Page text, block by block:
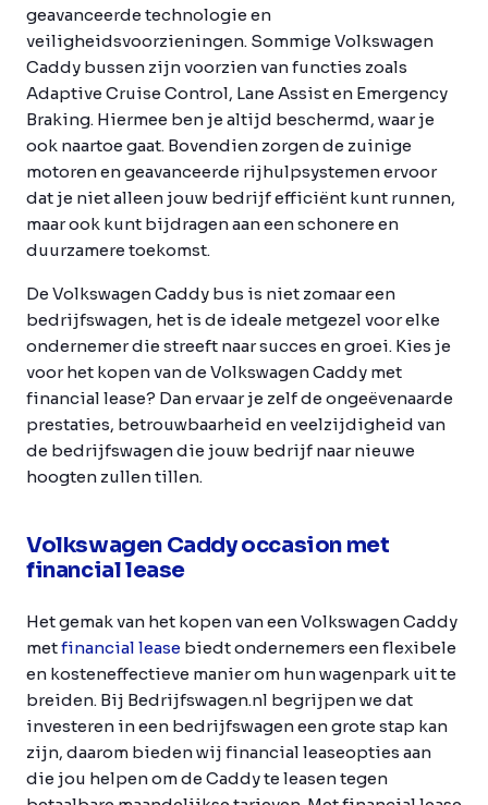
geavanceerde technologie en
veiligheidsvoorzieningen. Sommige Volkswagen
Caddy bussen zijn voorzien van functies zoals
Adaptive Cruise Control, Lane Assist en Emergency
Braking. Hiermee ben je altijd beschermd, waar je
ook naartoe gaat. Bovendien zorgen de zuinige
motoren en geavanceerde rijhulpsystemen ervoor
dat je niet alleen jouw bedrijf efficiënt kunt runnen,
maar ook kunt bijdragen aan een schonere en
duurzamere toekomst.
De Volkswagen Caddy bus is niet zomaar een
bedrijfswagen, het is de ideale metgezel voor elke
ondernemer die streeft naar succes en groei. Kies je
voor het kopen van de Volkswagen Caddy met
financial lease? Dan ervaar je zelf de ongeëvenaarde
prestaties, betrouwbaarheid en veelzijdigheid van
de bedrijfswagen die jouw bedrijf naar nieuwe
hoogten zullen tillen.
Volkswagen Caddy occasion met
financial lease
Het gemak van het kopen van een Volkswagen Caddy
metfinancial lease biedt ondernemers een flexibele
en kosteneffectieve manier om hun wagenpark uit te
breiden. Bij Bedrijfswagen.nl begrijpen we dat
investeren in een bedrijfswagen een grote stap kan
zijn, daarom bieden wij financial leaseopties aan
die jou helpen om de Caddy te leasen tegen